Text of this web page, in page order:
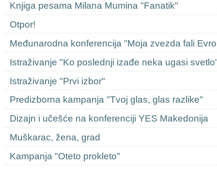
Knjiga pesama Milana Mumina "Fanatik"
Otpor!
Međunarodna konferencija "Moja zvezda fali
Istraživanje "Ko poslednji izađe neka ugasi
Istraživanje "Prvi izbor"
Predizborna kampanja "Tvoj glas, glas razlike"
Dizajn i učešće na konferenciji YES Makedonija
Muškarac, žena, grad
Kampanja "Oteto prokleto"